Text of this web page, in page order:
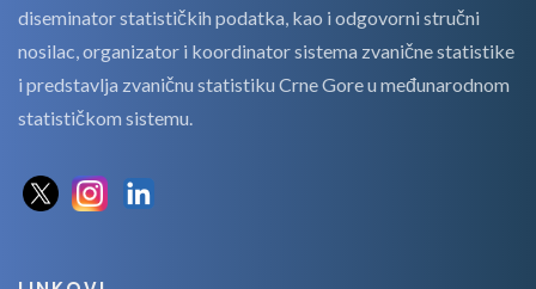
diseminator statističkih podatka, kao i odgovorni stručni
nosilac, organizator i koordinator sistema zvanične statistike
i predstavlja zvaničnu statistiku Crne Gore u međunarodnom
statističkom sistemu.